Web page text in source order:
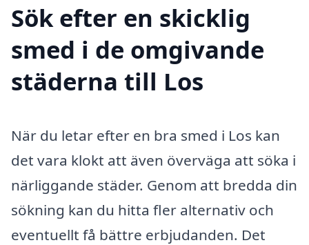
Sök efter en skicklig
smed i de omgivande
städerna till Los
När du letar efter en bra smed i Los kan
det vara klokt att även överväga att söka i
närliggande städer. Genom att bredda din
sökning kan du hitta fler alternativ och
eventuellt få bättre erbjudanden. Det